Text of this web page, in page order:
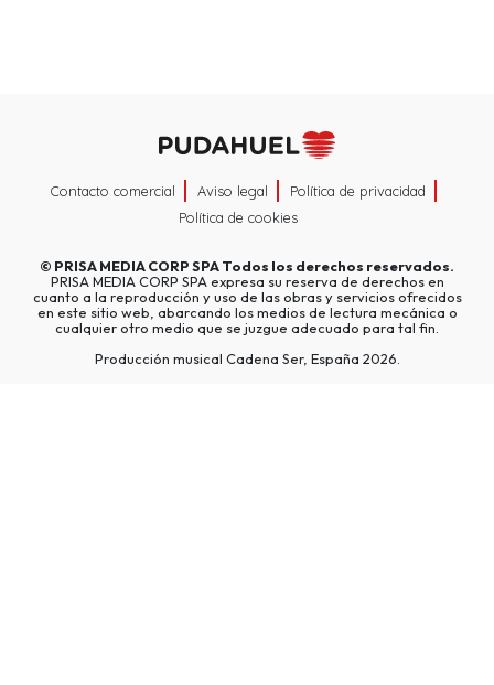
Contacto comercial Aviso legal
Política de privacidad
Política de cookies
© PRISA MEDIA CORP SPATodos los derechos reservados.
PRISA MEDIA CORP SPA expresa su reserva de derechos en
cuanto a la reproducción y uso de las obras y servicios ofrecidos
en este sitio web, abarcando los medios de lectura mecánica o
cualquier otro medio que se juzgue adecuado para tal fin.
Producción musical Cadena Ser, España 2026.